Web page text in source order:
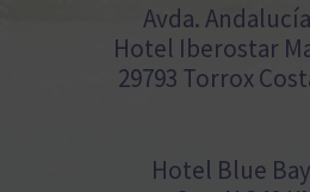
Avda.
Hotel Iberostar
29793 Torrox
Hotel Blue